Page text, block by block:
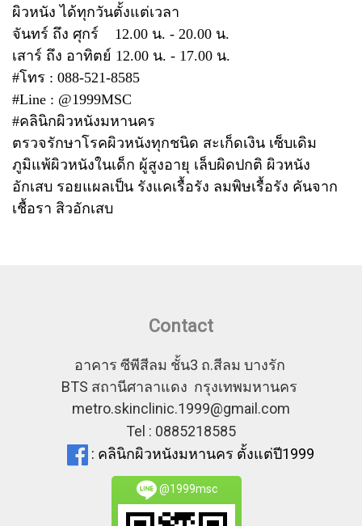
ผิวหนัง ได้ทุกวันตั้งแต่เวลา
จันทร์ ถึง ศุกร์ 12.00 น. - 20.00 น.
เสาร์ ถึง อาทิตย์ 12.00 น. - 17.00 น.
#โทร : 088-521-8585
#Line : @1999MSC
#คลินิกผิวหนังมหานคร
ตรวจรักษาโรคผิวหนังทุกชนิด สะเก็ดเงิน เซ็บเดิม
ภูมิแพ้ผิวหนังในเด็ก ผู้สูงอายุ เล็บผิดปกติ ผิวหนัง
อักเสบ รอยแผลเป็น รังแคเรื้อรัง ลมพิษเรื้อรัง คันจาก
เชื้อรา สิวอักเสบ
Contact
อาคาร ซีพีสีลม ชั้น3 ถ.สีลม บางรัก
BTS สถานีศาลาแดง กรุงเทพมหานคร
metro.skinclinic.1999@gmail.com
Tel : 0885218585
: คลินิกผิวหนังมหานคร ตั้งแต่ปี1999
@1999msc